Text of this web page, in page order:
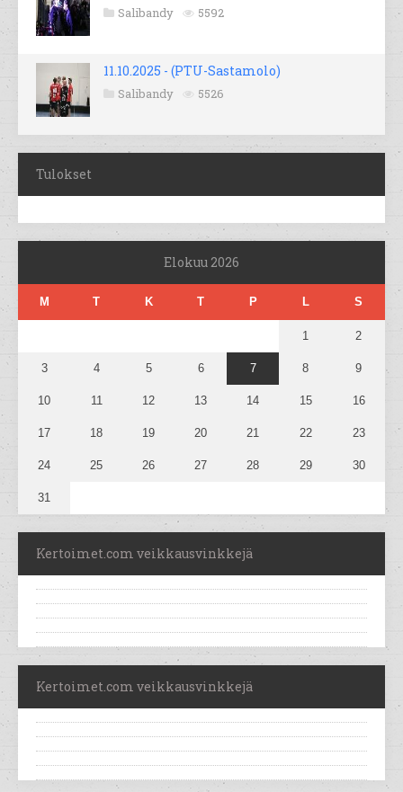
Salibandy 5592
11.10.2025 - (PTU-Sastamolo)
Salibandy 5526
Tulokset
Elokuu 2026
M T K T P L S
1 2
3 4 5 6 7 8 9
10 11 12 13 14 15 16
17 18 19 20 21 22 23
24 25 26 27 28 29 30
31
Kertoimet.com veikkausvinkkejä
Kertoimet.com veikkausvinkkejä